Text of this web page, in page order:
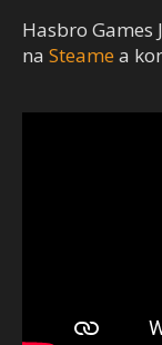
Hasbro Games
na Steame a